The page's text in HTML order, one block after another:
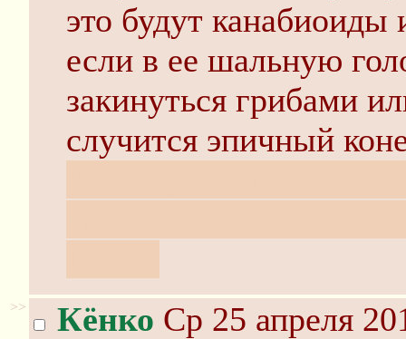
это будут
если в ее шальную
закинуться грибами
случится эпичный
>> Кёнко Ср 25 апреля